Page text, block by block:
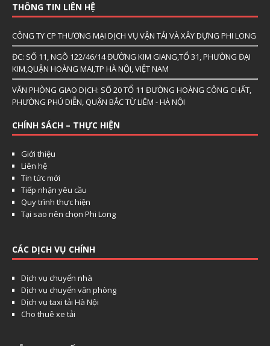
THÔNG TIN LIÊN HỆ
CÔNG TY CP THƯƠNG MẠI DỊCH VỤ VẬN TẢI VÀ XÂY DỰNG PHI LONG
ĐC: SỐ 11, NGÕ 122/46/14 ĐƯỜNG KIM GIANG,TỔ 31, PHƯỜNG ĐẠI
KIM,QUẬN HOÀNG MAI,TP HÀ NỘI, VIỆT NAM
VĂN PHÒNG GIAO DỊCH: SỐ 20 TỔ 11 ĐƯỜNG HOÀNG CÔNG CHẤT,
PHƯỜNG PHÚ DIỄN, QUẬN BẮC TỪ LIÊM - HÀ NỘI
CHÍNH SÁCH – THỰC HIỆN
Giới thiệu
Liên hệ
Tin tức mới
Tiếp nhận yêu cầu
Quy trình thực hiện
Tại sao nên chọn Phi Long
CÁC DỊCH VỤ CHÍNH
Dịch vụ chuyển nhà
Dịch vụ chuyển văn phòng
Dịch vụ taxi tải Hà Nội
Cho thuê xe tải